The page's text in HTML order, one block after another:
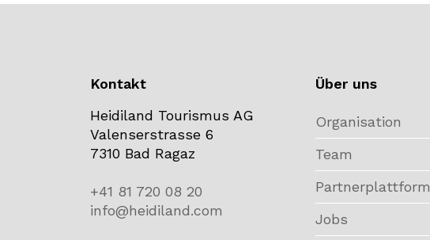
Kontakt
Heidiland Tourismus AG
Valenserstrasse 6
7310 Bad Ragaz
+41 81 720 08 20
info@heidiland.com
Über uns
Organisation
Team
Partnerplattform
Jobs